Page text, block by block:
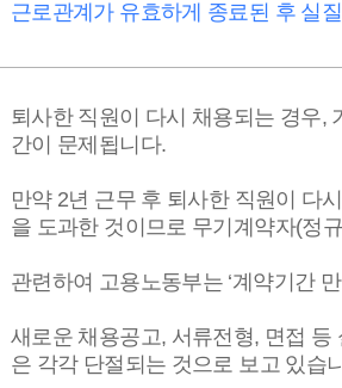
근로관계가 유효하게 종료된 후 실
퇴사한 직원이 다시 채용되는 경우,
간이 문제됩니다.
만약 2년 근무 후 퇴사한 직원이 다
을 도과한 것이므로 무기계약자(정
관련하여 고용노동부는 ‘계약기간
새로운 채용공고, 서류전형, 면접
은 각각 단절되는 것으로 보고 있습